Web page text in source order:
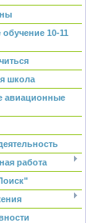
10-11
школа
авиационные
работа